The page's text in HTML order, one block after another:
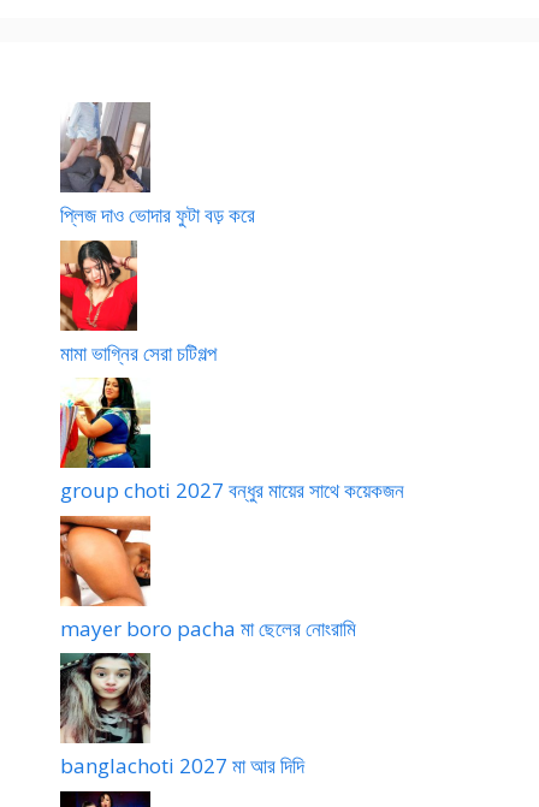
প্লিজ দাও ভোদার ফুটা বড় করে
মামা ভাগ্নির সেরা চটিগল্প
group choti 2027 বন্ধুর মায়ের সাথে কয়েকজন
mayer boro pacha মা ছেলের নোংরামি
banglachoti 2027 মা আর দিদি